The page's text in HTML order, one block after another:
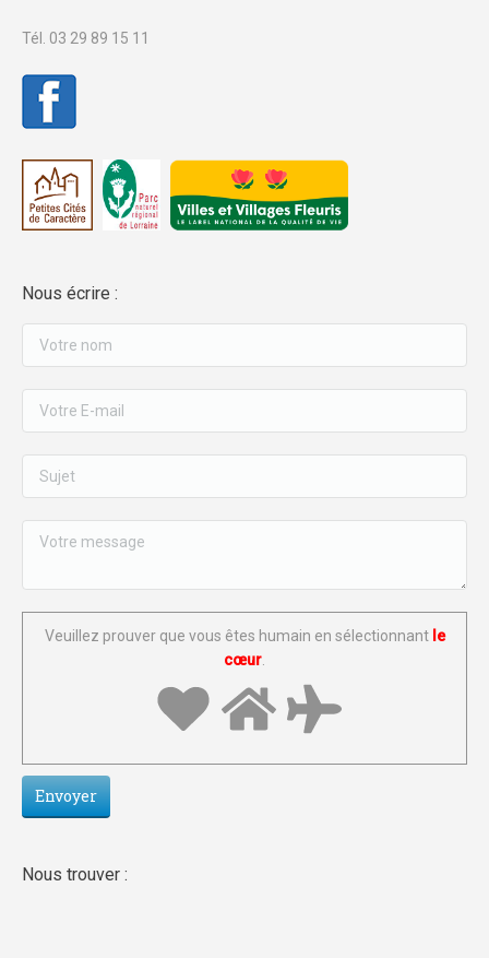
Tél. 03 29 89 15 11
Nous écrire :
Veuillez prouver que vous êtes humain en sélectionnantle
cœur
Nous trouver :